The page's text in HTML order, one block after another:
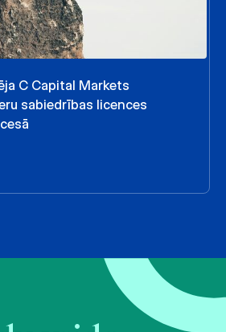
C Capital Markets
sabiedrības licences